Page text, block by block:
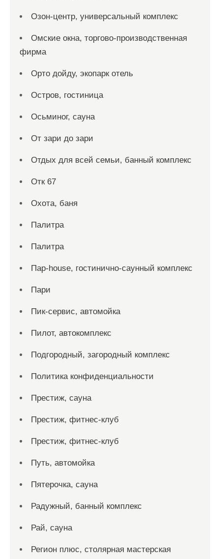
Озон-центр, универсальный комплекс
Омские окна, торгово-производственная
фирма
Орто дойду, экопарк отель
Остров, гостиница
Осьминог, сауна
От зари до зари
Отдых для всей семьи, банный комплекс
Отк 67
Охота, баня
Палитра
Палитра
Пар-house, гостинично-саунный комплекс
Пари
Пик-сервис, автомойка
Пилот, автокомплекс
Подгородный, загородный комплекс
Политика конфиденциальности
Престиж, сауна
Престиж, фитнес-клуб
Престиж, фитнес-клуб
Путь, автомойка
Пятерочка, сауна
Радужный, банный комплекс
Рай, сауна
Регион плюс, столярная мастерская